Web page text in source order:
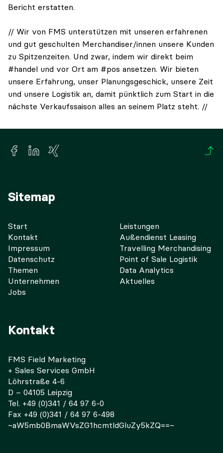
Bericht erstatten.
// Wir von FMS unterstützen mit unseren erfahrenen
und gut geschulten Merchandiser/innen unsere Kunden
zu Spitzenzeiten. Und zwar, indem wir direkt beim
#handel und vor Ort am #pos ansetzen. Wir bieten
unsere Erfahrung, unser Planungsgeschick, unsere Zeit
und unsere Logistik an, damit pünktlich zum Start in die
nächste Verkaufssaison alles an seinem Platz steht. //
Kontakt
FMS Field Marketing
+ Sales Services GmbH
Löhrstraße 4-6
D – 04105 Leipzig
Tel. +49 (0)341 / 64 97 6-0
Fax +49 (0)341 / 64 97 6-498
~aW5mb0BmaWVsZG1hcmtldGluZy5kZQ==~
Sitemap
Start
Kontakt
Impressum
Datenschutz
Themen
Unternehmen
Jobs
Leistungen
Außendienst Leasing
Travelling Merchandising
Point of Sale Logistik
Data Analytics
Aktuelles